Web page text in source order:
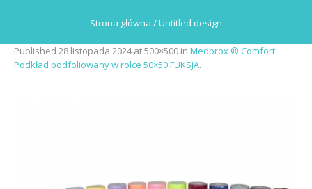
Strona główna /Untitled design
Published 28 listopada 2024at 500×500 in Medprox ® Comfort
Podkład podfoliowany w rolce 50×50 FUKSJA.